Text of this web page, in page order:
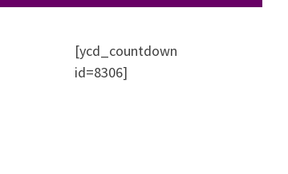
[ycd_countdown
id=8306]